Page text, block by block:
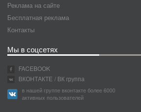
Реклама на сайте
Бесплатная реклама
Контакты
Мы в соцсетях
FACEBOOK
ВКОНТАКТЕ / ВК группа
в нашей группе вконтакте более 6000
активных пользователей